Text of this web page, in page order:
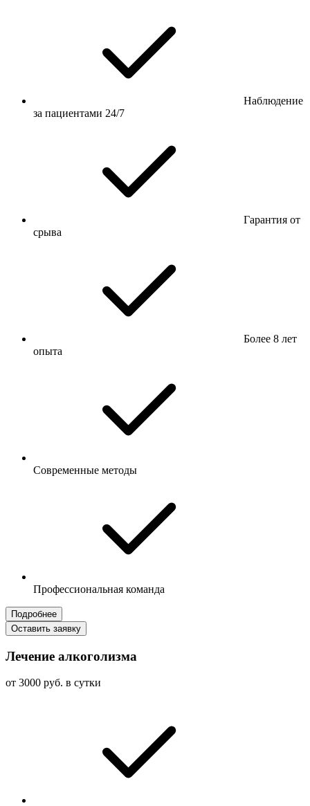
Наблюдение
за пациентами 24/7
Гарантия от
срыва
Более 8 лет
опыта
Современные методы
Профессиональная команда
Подробнее
Оставить заявку
Лечение алкоголизма
от 3000 руб. в сутки